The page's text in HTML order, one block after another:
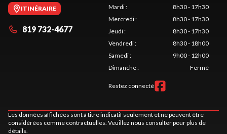
ITINÉRAIRE
819 732-4677
Mardi:
8h30 - 17h30
Mercredi:
8h30 - 17h30
Jeudi:
8h30 - 17h30
Vendredi:
8h30 - 18h00
Samedi:
9h00 - 12h00
Dimanche: Fermé
Restez connecté
Les données affichées sont à titre indicatif seulement et ne peuvent être
considérées comme contractuelles. Veuillez nous consulter pour plus de
détails.